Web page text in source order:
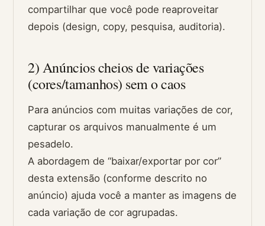
compartilhar que você pode reaproveitar
depois (design, copy, pesquisa, auditoria).
2) Anúncios cheios de variações
(cores/tamanhos) sem o caos
Para anúncios com muitas variações de cor,
capturar os arquivos manualmente é um
pesadelo.
A abordagem de “baixar/exportar por cor”
desta extensão (conforme descrito no
anúncio) ajuda você a manter as imagens de
cada variação de cor agrupadas.